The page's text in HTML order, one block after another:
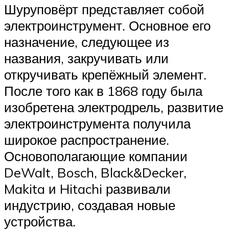
Шуруповёрт представляет собой
электроинструмент. Основное его
назначение, следующее из
названия, закручивать или
откручивать крепёжный элемент.
После того как в 1868 году была
изобретена электродрель, развитие
электроинструмента получила
широкое распространение.
Основополагающие компании
DeWalt, Bosch, Black&Decker,
Makita и Hitachi развивали
индустрию, создавая новые
устройства.